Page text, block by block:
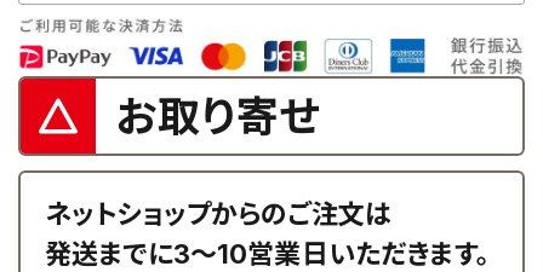
お取り寄せ
ネットショップからのご注文は
発送までに3～10営業日いただきます。